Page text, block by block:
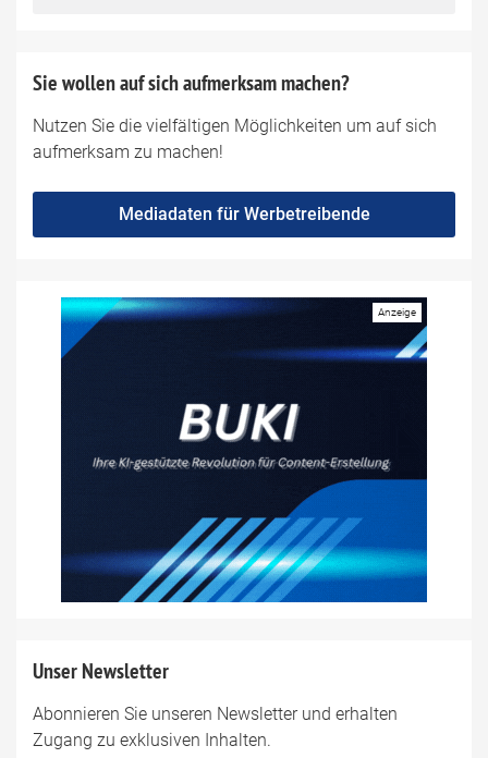
Sie wollen auf sich aufmerksam machen?
Nutzen Sie die vielfältigen Möglichkeiten um auf sich
aufmerksam zu machen!
Mediadaten für Werbetreibende
Unser Newsletter
Abonnieren Sie unseren Newsletter und erhalten
Zugang zu exklusiven Inhalten.